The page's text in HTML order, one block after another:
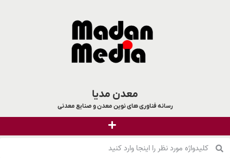
معدن مدیا
رسانه فناوری های نوین معدن و صنایع معدنی